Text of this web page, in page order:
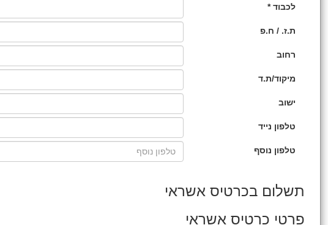
לכבוד *
ת.ז. / ח.פ
רחוב
מיקוד/ת.ד
ישוב
טלפון נייד
טלפון נוסף
תשלום בכרטיס אשראי
פרטי כרטיס אשראי